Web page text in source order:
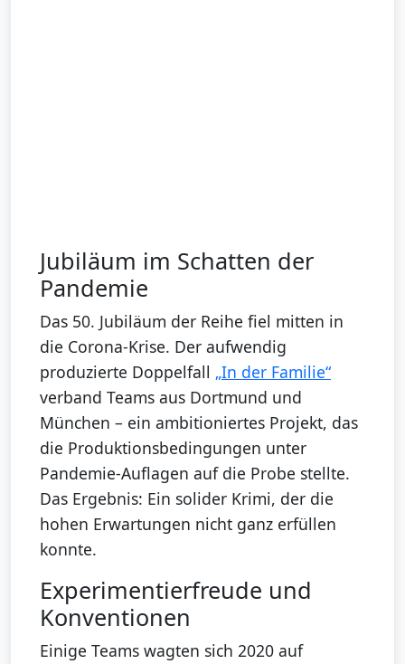
Jubiläum im Schatten der
Pandemie
Das 50. Jubiläum der Reihe fiel mitten in
die Corona-Krise. Der aufwendig
produzierte Doppelfall „In der Familie“
verband Teams aus Dortmund und
München – ein ambitioniertes Projekt, das
die Produktionsbedingungen unter
Pandemie-Auflagen auf die Probe stellte.
Das Ergebnis: Ein solider Krimi, der die
hohen Erwartungen nicht ganz erfüllen
konnte.
Experimentierfreude und
Konventionen
Einige Teams wagten sich 2020 auf